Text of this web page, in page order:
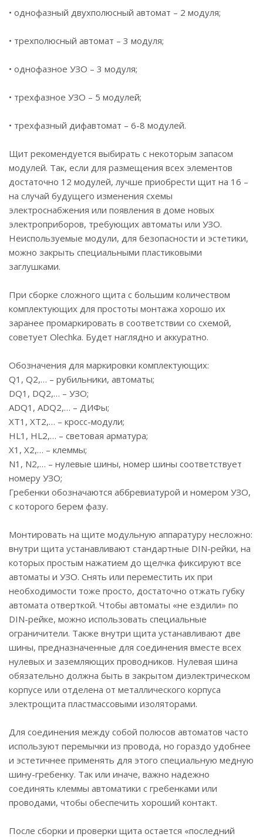
• однофазный двухполюсный автомат – 2 модуля;
• трехполюсный автомат – 3 модуля;
• однофазное УЗО – 3 модуля;
• трехфазное УЗО – 5 модулей;
• трехфазный дифавтомат – 6-8 модулей.
Щит рекомендуется выбирать с некоторым запасом
модулей. Так, если для размещения всех элементов
достаточно 12 модулей, лучше приобрести щит на 16 –
на случай будущего изменения схемы
электроснабжения или появления в доме новых
электроприборов, требующих автоматы или УЗО.
Неиспользуемые модули, для безопасности и эстетики,
можно закрыть специальными пластиковыми
заглушками.
При сборке сложного щита с большим количеством
комплектующих для простоты монтажа хорошо их
заранее промаркировать в соответствии со схемой,
советует Olechka. Будет наглядно и аккуратно.
Обозначения для маркировки комплектующих:
Q1, Q2,… – рубильники, автоматы;
DQ1, DQ2,… – УЗО;
ADQ1, ADQ2,… – ДИФы;
ХТ1, ХТ2,… – кросс-модули;
HL1, HL2,… – световая арматура;
Х1, Х2,… – клеммы;
N1, N2,… – нулевые шины, номер шины соответствует
номеру УЗО;
Гребенки обозначаются аббревиатурой и номером УЗО,
с которого берем фазу.
Монтировать на щите модульную аппаратуру несложно:
внутри щита устанавливают стандартные DIN-рейки, на
которых простым нажатием до щелчка фиксируют все
автоматы и УЗО. Снять или переместить их при
необходимости тоже просто, достаточно отжать губку
автомата отверткой. Чтобы автоматы «не ездили» по
DIN-рейке, можно использовать специальные
ограничители. Также внутри щита устанавливают две
шины, предназначенные для соединения вместе всех
нулевых и заземляющих проводников. Нулевая шина
обязательно должна быть в закрытом диэлектрическом
корпусе или отделена от металлического корпуса
электрощита пластмассовыми изоляторами.
Для соединения между собой полюсов автоматов часто
используют перемычки из провода, но гораздо удобнее
и эстетичнее применять для этого специальную медную
шину-гребенку. Так или иначе, важно надежно
соединять клеммы автоматики с гребенками или
проводами, чтобы обеспечить хороший контакт.
После сборки и проверки щита остается «последний